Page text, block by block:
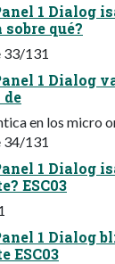
1 Dialog
qué?
33/131
1 Dialog
en los micro
34/131
1 Dialog
ESC03
1 Dialog
ESC03